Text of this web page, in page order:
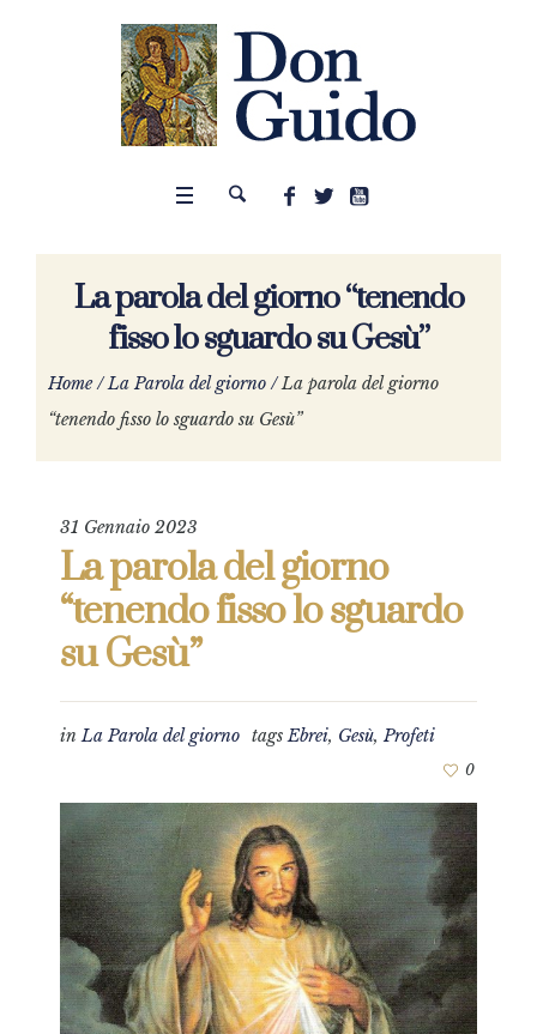
La parola del giorno “tenendo
fisso lo sguardo su Gesù”
Home /La Parola del giorno /La parola del giorno
“tenendo fisso lo sguardo su Gesù”
31 Gennaio 2023
La parola del giorno
“tenendo fisso lo sguardo
su Gesù”
inLa Parola del giorno tagsEbrei, Gesù,Profeti
0